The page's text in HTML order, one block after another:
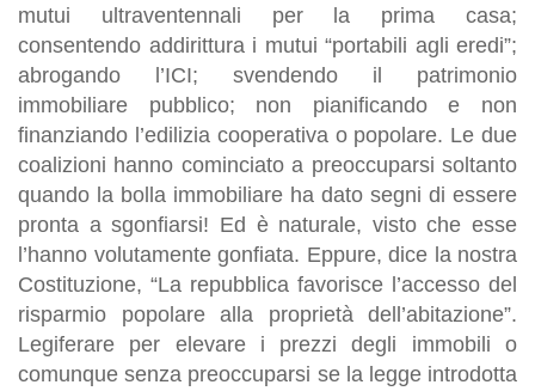
mutui ultraventennali per la prima casa;
consentendo addirittura i mutui “portabili agli eredi”;
abrogando l’ICI; svendendo il patrimonio
immobiliare pubblico; non pianificando e non
finanziando l’edilizia cooperativa o popolare. Le due
coalizioni hanno cominciato a preoccuparsi soltanto
quando la bolla immobiliare ha dato segni di essere
pronta a sgonfiarsi! Ed è naturale, visto che esse
l’hanno volutamente gonfiata. Eppure, dice la nostra
Costituzione, “La repubblica favorisce l’accesso del
risparmio popolare alla proprietà dell’abitazione”.
Legiferare per elevare i prezzi degli immobili o
comunque senza preoccuparsi se la legge introdotta